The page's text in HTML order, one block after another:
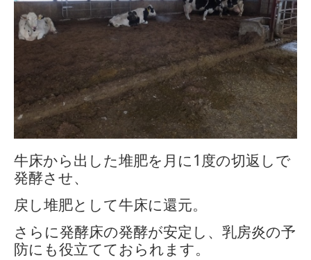
牛床から出した堆肥を月に1 度の切返しで
発酵させ、
戻し堆肥として牛床に還元。
さらに発酵床の発酵が安定し、乳房炎の予
防にも役立てておられます。